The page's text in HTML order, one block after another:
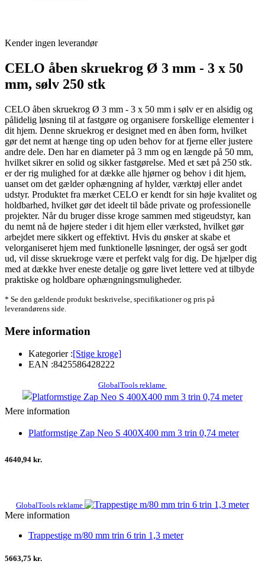
Kender ingen leverandør
CELO åben skruekrog Ø 3 mm - 3 x 50
mm, sølv 250 stk
CELO åben skruekrog Ø 3 mm - 3 x 50 mm i sølv er en alsidig og
pålidelig løsning til at fastgøre og organisere forskellige elementer i
dit hjem. Denne skruekrog er designet med en åben form, hvilket
gør det nemt at hænge ting op uden behov for at fjerne eller justere
andre dele. Den har en diameter på 3 mm og en længde på 50 mm,
hvilket sikrer en solid og sikker fastgørelse. Med et sæt på 250 stk.
er der rig mulighed for at dække alle hjørner og behov i dit hjem,
uanset om det gælder ophængning af hylder, værktøj eller andet
udstyr. Produktet fra mærket CELO er kendt for sin høje kvalitet og
holdbarhed, hvilket gør det ideelt til både private og professionelle
projekter. Når du bruger disse kroge sammen med stigeudstyr, kan
du nemt nå de højere steder i dit hjem eller værksted, hvilket gør
arbejdet mere sikkert og effektivt. Hvis du ønsker at skabe et
velorganiseret hjem med funktionelle løsninger, der også ser godt
ud, vil disse skruekroge være et perfekt valg for dig. De hjælper dig
med at dække hver eneste detalje og gøre livet lettere ved at tilbyde
praktiske og holdbare ophængningsmuligheder.
* Se den gældende produkt beskrivelse, specifikationer og pris på
leverandørens side.
Mere information
Kategorier :[Stige kroge]
EAN :8425586428222
GlobalTools reklame
Mere information
Platformstige Zap Neo S 400X400 mm 3 trin 0,74 meter
4640,94 kr.
GlobalTools reklame
Mere information
Trappestige m/80 mm trin 6 trin 1,3 meter
5663,75 kr.